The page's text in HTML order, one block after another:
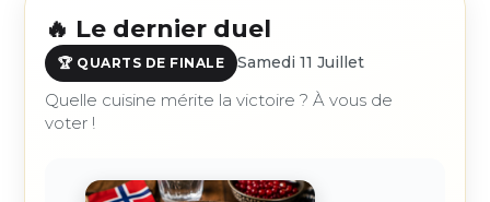
🔥 Le dernier duel
🏆 QUARTS DE FINALE Samedi 11 Juillet
Quelle cuisine mérite la victoire ? À vous de
voter !